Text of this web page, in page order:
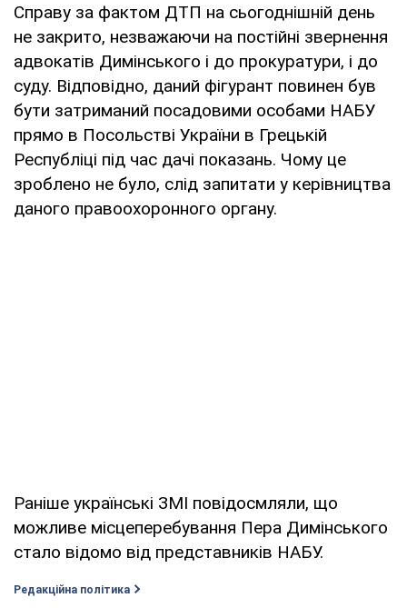
Справу за фактом ДТП на сьогоднішній день
не закрито, незважаючи на постійні звернення
адвокатів Димінського і до прокуратури, і до
суду. Відповідно, даний фігурант повинен був
бути затриманий посадовими особами НАБУ
прямо в Посольстві України в Грецькій
Республіці під час дачі показань. Чому це
зроблено не було, слід запитати у керівництва
даного правоохоронного органу.
Раніше українські ЗМІ повідосмляли, що
можливе місцеперебування Пера Димінського
стало відомо від представників НАБУ.
Редакційна політика